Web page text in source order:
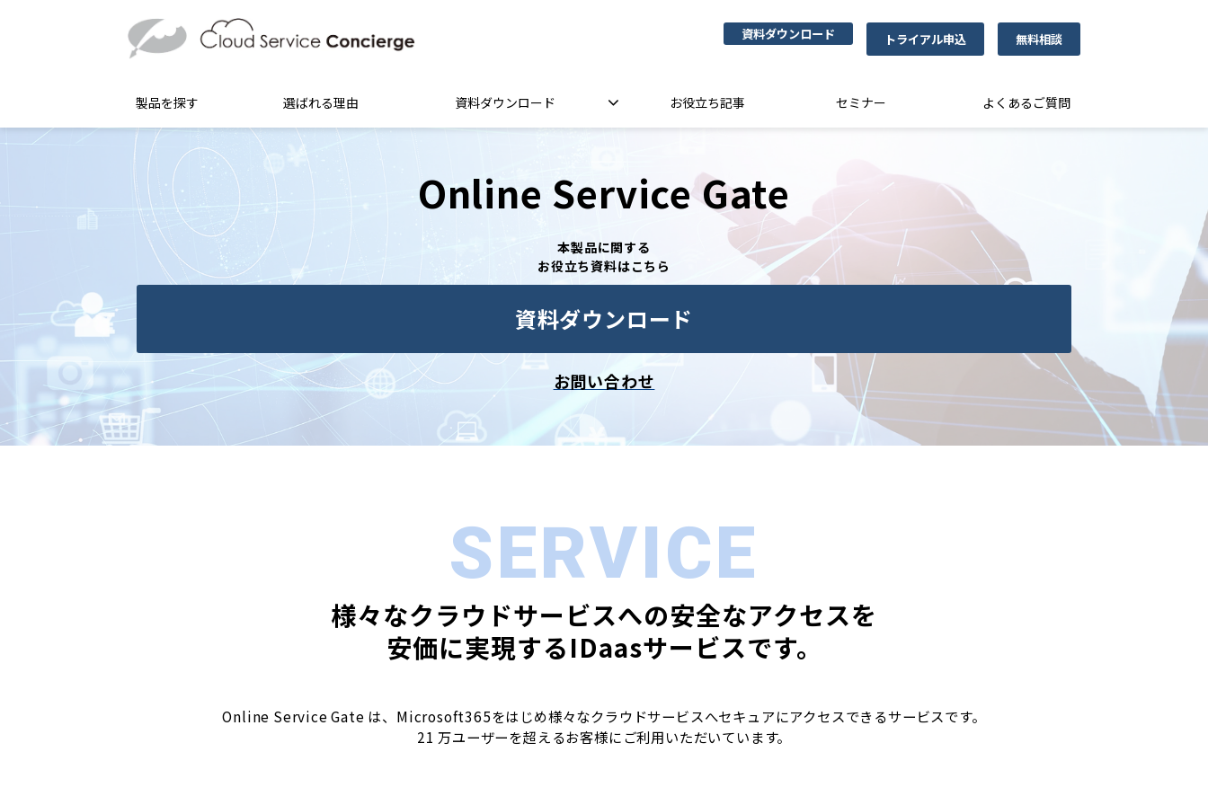
資料ダウンロード トライアル申込 無料相談
製品を探す 選ばれる理由 資料ダウンロード お役立ち記事 セミナー よくあるご質問
Online Service Gate
本製品に関する
お役立ち資料はこちら
資料ダウンロード
お問い合わせ
SERVICE
様々なクラウドサービスへの安全なアクセスを
安価に実現するIDaasサービスです。
Online Service Gate は、Microsoft365をはじめ様々なクラウドサービスへセキュアにアクセスできるサービスです。
21 万ユーザーを超えるお客様にご利用いただいています。